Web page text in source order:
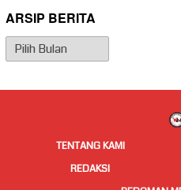
ARSIP BERITA
Arsip
Berita
TENTANG KAMI
REDAKSI